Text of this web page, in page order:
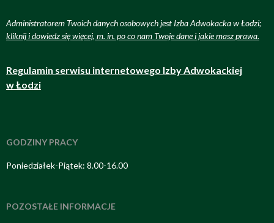
Administratorem Twoich danych osobowych jest Izba Adwokacka w Łodzi;
kliknij i dowiedz się więcej, m. in. po co nam Twoje dane i jakie masz prawa.
Regulamin serwisu internetowego Izby Adwokackiej
w Łodzi
GODZINY PRACY
Poniedziałek-Piątek: 8.00-16.00
POZOSTAŁE INFORMACJE